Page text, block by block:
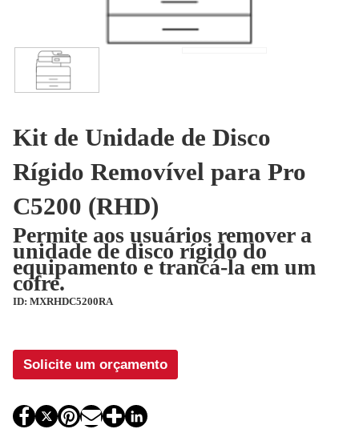
Kit de Unidade de Disco
Rígido Removível para Pro
C5200 (RHD)
Permite aos usuários remover a
unidade de disco rígido do
equipamento e trancá-la em um
cofre.
ID: MXRHDC5200RA
Solicite um orçamento